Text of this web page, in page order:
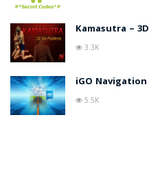
Kamasutra – 3D
3.3K
iGO Navigation
5.5K